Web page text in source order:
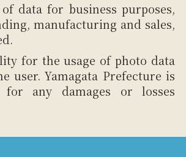
data for business purposes,
manufacturing and sales,
for the usage of photo data
user. Yamagata Prefecture is
any damages or losses